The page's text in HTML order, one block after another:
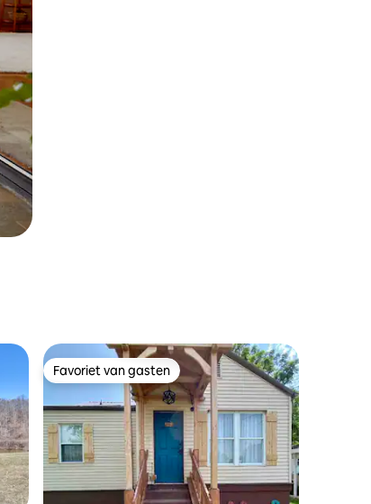
Favoriet van gasten
Favoriet van gasten